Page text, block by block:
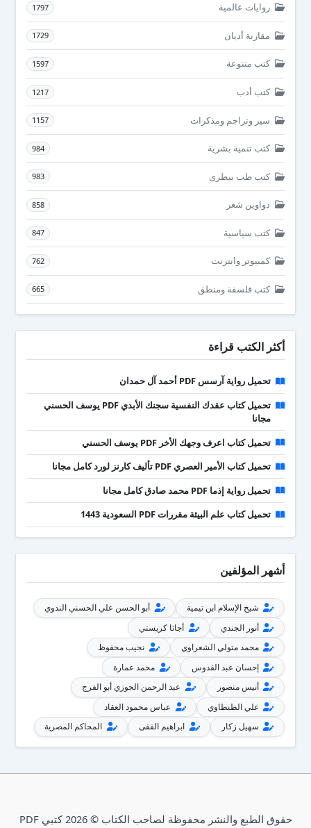
روايات عالمية 1797
مقارنة أديان 1729
كتب متنوعة 1597
كتب أدب 1217
سير وتراجم ومذكرات 1157
كتب تنمية بشرية 984
كتب طب بيطرى 983
دواوين شعر 858
كتب سياسية 847
كمبيوتر وانترنت 762
كتب فلسفة ومنطق 665
أكثر الكتب قراءة
تحميل رواية آرسس PDF أحمد آل حمدان
تحميل كتاب عقدك النفسية سجنك الأبدي PDF يوسف الحسني
مجانا
تحميل كتاب اعرف وجهك الأخر PDF يوسف الحسني
تحميل كتاب الأمير العصري PDF تأليف كارنز لورد كامل مجانا
تحميل رواية إذما PDF محمد صادق كامل مجانا
تحميل كتاب علم البيئة مقررات PDF السعودية 1443
أشهر المؤلفين
شيخ الإسلام ابن تيمية
أبو الحسن علي الحسني الندوي
أنور الجندي
أجاثا كريستي
محمد متولي الشعراوي
نجيب محفوظ
إحسان عبد القدوس
محمد عمارة
أنيس منصور
عبد الرحمن الجوزي أبو الفرج
علي الطنطاوي
عباس محمود العقاد
سهيل زكار
ابراهيم الفقى المحاكم المصرية
حقوق الطبع والنشر محفوظة لصاحب الكتاب © 2026 كتبي PDF